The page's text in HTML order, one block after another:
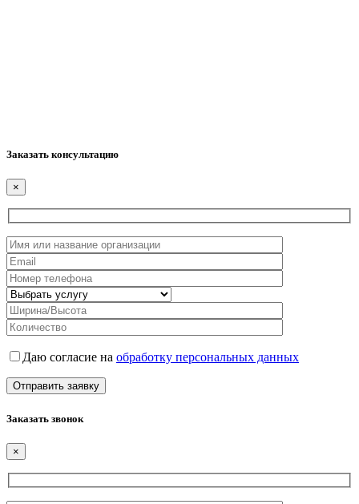
Заказать консультацию
×
Даю согласие на обработку персональных данных
Заказать звонок
×